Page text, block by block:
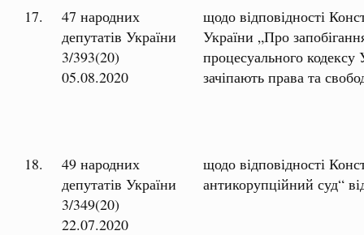
17.
47 народних
депутатів України
3/393(20)
05.08.2020
щодо відповідності
України „Про
процесуального
зачіпають права та
18.
49 народних
депутатів України
3/349(20)
22.07.2020
щодо відповідності
антикорупційний суд“